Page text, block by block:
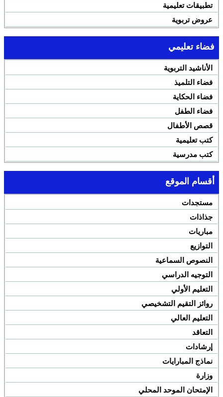
تطبيقات تعليمية
عروض تربوية
فضاء تعليمي
الأناشيد التربوية
فضاء التلميذ
فضاء الحكاية
فضاء الطفل
قصص الأطفال
كتب تعليمية
كتب مدرسية
أقسام الموقع
مستجدات
جذاذات
مباريات
التوازيع
النصوص السماعية
التوجيه الدراسي
التعليم الأولي
روائز التقيم التشخيصي
التعليم العالي
التعاقد
إرشادات
نماذج المبارايات
وزارة
الإمتحان الموحد المحلي